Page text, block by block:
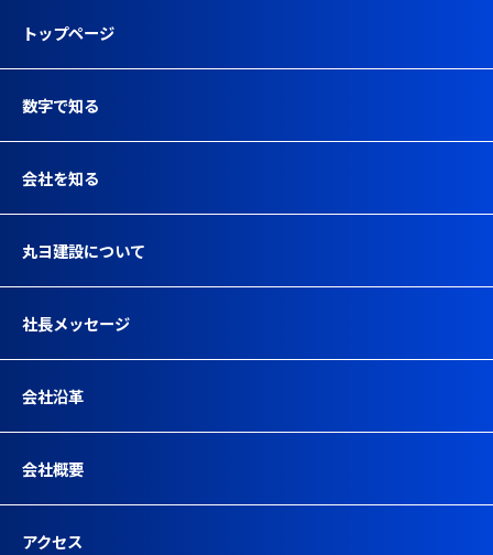
トップページ
数字で知る
会社を知る
丸ヨ建設について
社長メッセージ
会社沿革
会社概要
アクセス